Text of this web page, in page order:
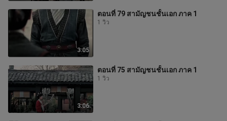
3:05
ตอนที่ 79 สามัญชนชั้นเอก ภาค 1
1 วิว
3:06
ตอนที่ 75 สามัญชนชั้นเอก ภาค 1
1 วิว